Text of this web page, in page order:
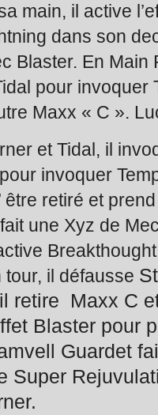
main, il active
dans son
Blaster. En Main
pour invoquer
Maxx « C ».
et Tidal, il
invoquer
être retiré et
une Xyz de
il défausse
retire Maxx C
Blaster pour
Guardet
Super